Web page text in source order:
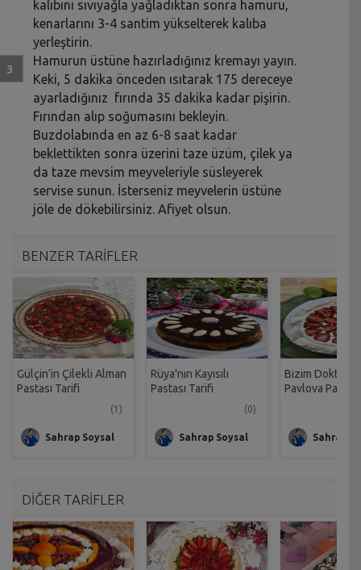
kalıbını sıvıyağla yağladıktan sonra hamuru,
kenarlarını 3-4 santim yükselterek kalıba
yerleştirin.
Hamurun üstüne hazırladığınız kremayı yayın.
Keki, 5 dakika önceden ısıtarak 175 dereceye
ayarladığınız fırında 35 dakika kadar pişirin.
Fırından alıp soğumasını bekleyin.
Buzdolabında en az 6-8 saat kadar
beklettikten sonra üzerini taze üzüm, çilek ya
da taze mevsim meyveleriyle süsleyerek
servise sunun. İsterseniz meyvelerin üstüne
jöle de dökebilirsiniz. Afiyet olsun.
BENZER TARİFLER
Gülçin’in Çilekli Alman
Pastası Tarifi
(1)
Sahrap Soysal
Rüya'nın Kayısılı
Pastası Tarifi
(0)
Sahrap Soysal
Bizim Doktorun
Pavlova
Sahrap
DİĞER TARİFLER